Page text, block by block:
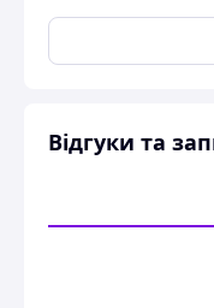
Розмір килимків
Сумісність з маркою
Колір
Відгуки та